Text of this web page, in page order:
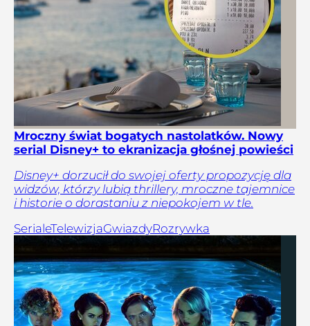
Mroczny świat bogatych nastolatków. Nowy
serial Disney+ to ekranizacja głośnej powieści
Disney+ dorzucił do swojej oferty propozycję dla
widzów, którzy lubią thrillery, mroczne tajemnice
i historie o dorastaniu z niepokojem w tle.
SerialeTelewizjaGwiazdyRozrywka